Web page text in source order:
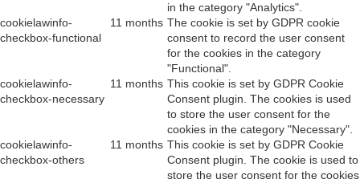
in the category "Analytics".
cookielawinfo-
checkbox-functional
11 months The cookie is set by GDPR cookie
consent to record the user consent
for the cookies in the category
"Functional".
cookielawinfo-
checkbox-necessary
11 months This cookie is set by GDPR Cookie
Consent plugin. The cookies is used
to store the user consent for the
cookies in the category "Necessary".
cookielawinfo-
checkbox-others
11 months This cookie is set by GDPR Cookie
Consent plugin. The cookie is used to
store the user consent for the cookies